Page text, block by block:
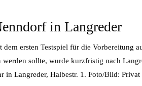
in Langreder
ersten Testspiel für die Vorbereitung
sollte, wurde kurzfristig nach
in Langreder, Halbestr. 1. Foto/Bild: